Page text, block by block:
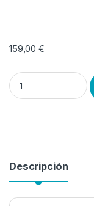
159,00€
Luz Navegación de
Descripción